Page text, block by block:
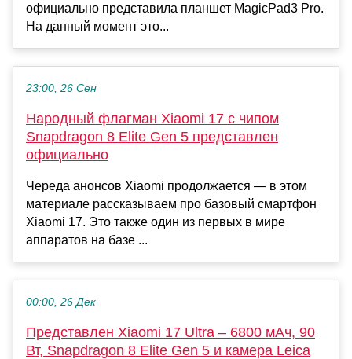
официально представила планшет MagicPad3 Pro.
На данный момент это...
23:00, 26 Сен
Народный флагман Xiaomi 17 с чипом
Snapdragon 8 Elite Gen 5 представлен
официально
Череда анонсов Xiaomi продолжается — в этом
материале рассказываем про базовый смартфон
Xiaomi 17. Это также один из первых в мире
аппаратов на базе ...
00:00, 26 Дек
Представлен Xiaomi 17 Ultra – 6800 мАч, 90
Вт, Snapdragon 8 Elite Gen 5 и камера Leica